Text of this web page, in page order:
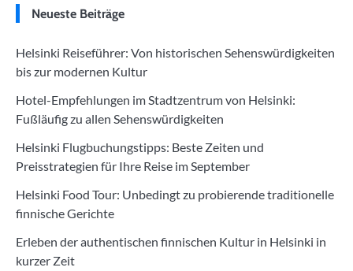
Neueste Beiträge
Helsinki Reiseführer: Von historischen Sehenswürdigkeiten
bis zur modernen Kultur
Hotel-Empfehlungen im Stadtzentrum von Helsinki:
Fußläufig zu allen Sehenswürdigkeiten
Helsinki Flugbuchungstipps: Beste Zeiten und
Preisstrategien für Ihre Reise im September
Helsinki Food Tour: Unbedingt zu probierende traditionelle
finnische Gerichte
Erleben der authentischen finnischen Kultur in Helsinki in
kurzer Zeit